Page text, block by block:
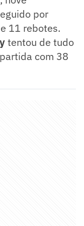
por
11 rebotes.
tentou de tudo
com 38